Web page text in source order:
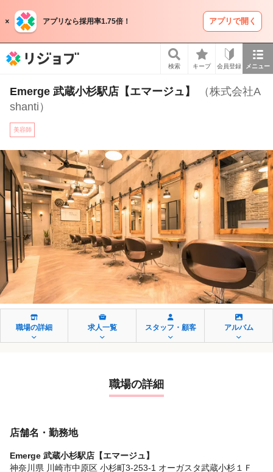
アプリなら採用率1.75倍！ アプリで開く
検索 キープ 会員登録 メニュー
Emerge 武蔵小杉駅店【エマージュ】
（株式会社A
shanti）
美容師
職場の詳細 求人一覧 スタッフ・顧客 アルバム
職場の詳細
店舗名・勤務地
Emerge 武蔵小杉駅店【エマージュ】
神奈川県 川崎市中原区 小杉町3-253-1 オーガスタ武蔵小杉１Ｆ